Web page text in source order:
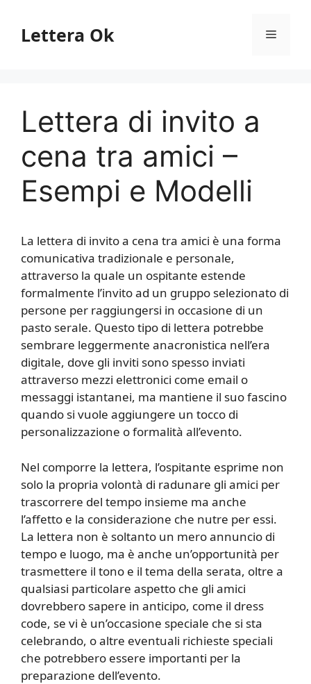
contenuto
Lettera Ok Menu
Lettera di invito a
cena tra amici –
Esempi e Modelli
La lettera di invito a cena tra amici è una forma
comunicativa tradizionale e personale,
attraverso la quale un ospitante estende
formalmente l’invito ad un gruppo selezionato di
persone per raggiungersi in occasione di un
pasto serale. Questo tipo di lettera potrebbe
sembrare leggermente anacronistica nell’era
digitale, dove gli inviti sono spesso inviati
attraverso mezzi elettronici come email o
messaggi istantanei, ma mantiene il suo fascino
quando si vuole aggiungere un tocco di
personalizzazione o formalità all’evento.
Nel comporre la lettera, l’ospitante esprime non
solo la propria volontà di radunare gli amici per
trascorrere del tempo insieme ma anche
l’affetto e la considerazione che nutre per essi.
La lettera non è soltanto un mero annuncio di
tempo e luogo, ma è anche un’opportunità per
trasmettere il tono e il tema della serata, oltre a
qualsiasi particolare aspetto che gli amici
dovrebbero sapere in anticipo, come il dress
code, se vi è un’occasione speciale che si sta
celebrando, o altre eventuali richieste speciali
che potrebbero essere importanti per la
preparazione dell’evento.